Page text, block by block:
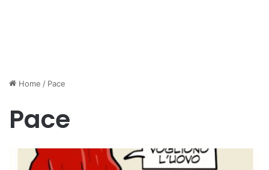
Home / Pace
Pace